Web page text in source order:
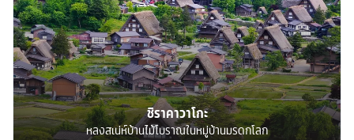
ชิราคาวาโกะ
หลงสเน่ห์บ้านไม้โบราณในหมู่บ้านมรดกโลก